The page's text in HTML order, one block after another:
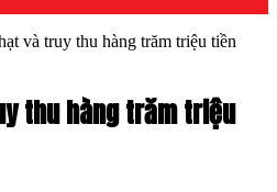
và truy thu hàng trăm triệu tiền
thu hàng trăm triệu